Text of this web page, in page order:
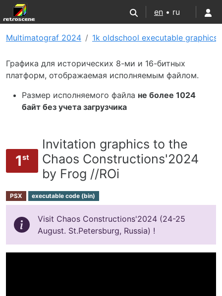
en • ru
Multimatograf 2024 1k oldschool executable graphics
Графика для исторических 8-ми и 16-битных
платформ, отображаемая исполняемым файлом.
Размер исполняемого файла не более 1024
байт без учета загрузчика
1st
Invitation graphics to the
Chaos Constructions'2024
by Frog //ROi
PSX executable code (bin)
Visit Chaos Constructions'2024 (24-25
August. St.Petersburg, Russia) !